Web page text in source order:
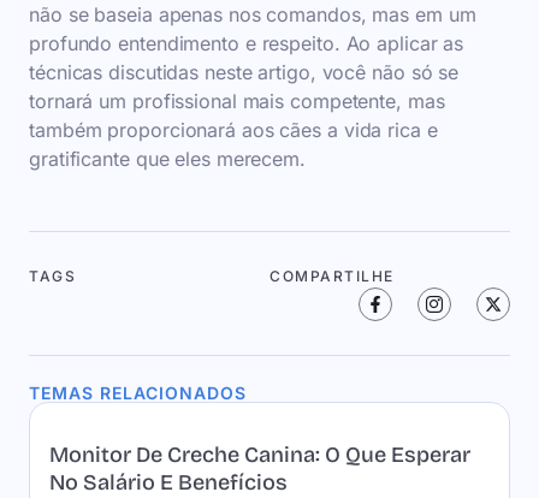
não se baseia apenas nos comandos, mas em um
profundo entendimento e respeito. Ao aplicar as
técnicas discutidas neste artigo, você não só se
tornará um profissional mais competente, mas
também proporcionará aos cães a vida rica e
gratificante que eles merecem.
TAGS COMPARTILHE
TEMAS RELACIONADOS
Monitor De Creche Canina: O Que Esperar
No Salário E Benefícios